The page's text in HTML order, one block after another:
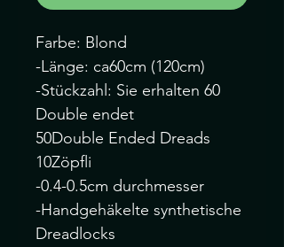
Farbe: Blond
-Länge: ca60cm (120cm)
-Stückzahl: Sie erhalten 60
Double endet
50Double Ended Dreads
10Zöpfli
-0.4-0.5cm durchmesser
-Handgehäkelte synthetische
Dreadlocks